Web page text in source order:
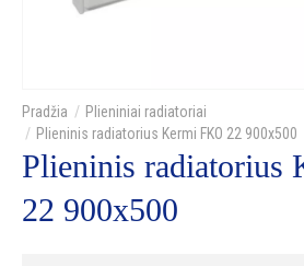
Plieniniai radiatoriai
Plieninis radiatorius Kermi FKO 22 900x500
Plieninis radiatorius
22 900x500